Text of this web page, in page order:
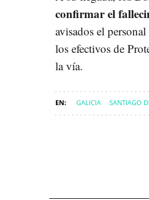
confirmar el
avisados el
los efectivos de
la vía.
GALICIA SANTIAGO